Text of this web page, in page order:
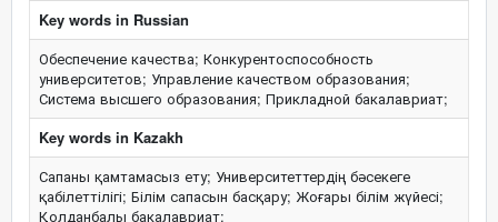
Key words in Russian
Обеспечение качества; Конкурентоспособность
университетов; Управление качеством образования;
Система высшего образования; Прикладной бакалавриат;
Key words in Kazakh
Сапаны қамтамасыз ету; Университеттердің бәсекеге
қабілеттілігі; Білім сапасын басқару; Жоғары білім жүйесі;
Қолданбалы бакалавриат;